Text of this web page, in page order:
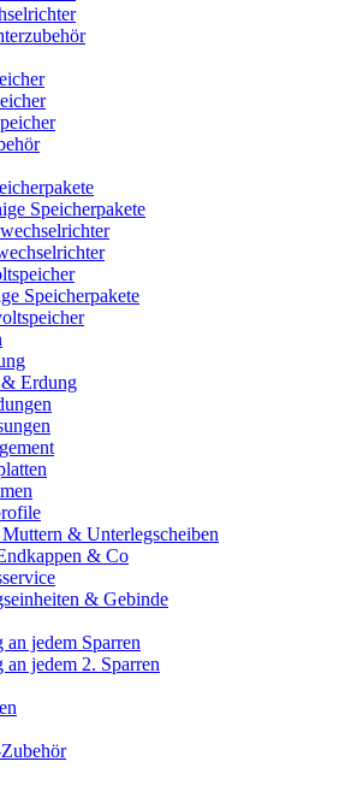
Speicherpakete
Speicherpakete
Erdung
Muttern & Unterlegscheiben
& Co
& Gebinde
an jedem Sparren
an jedem 2. Sparren